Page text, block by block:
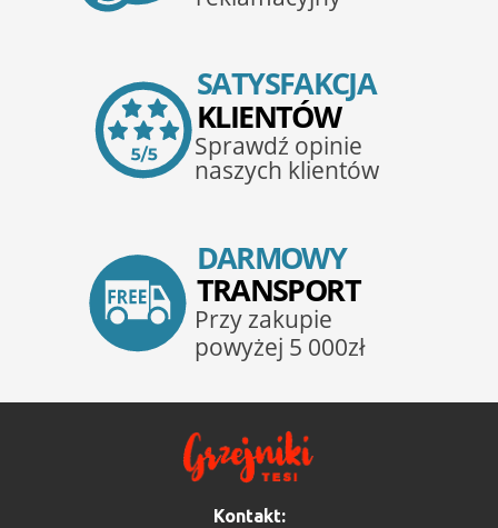
Kontakt: